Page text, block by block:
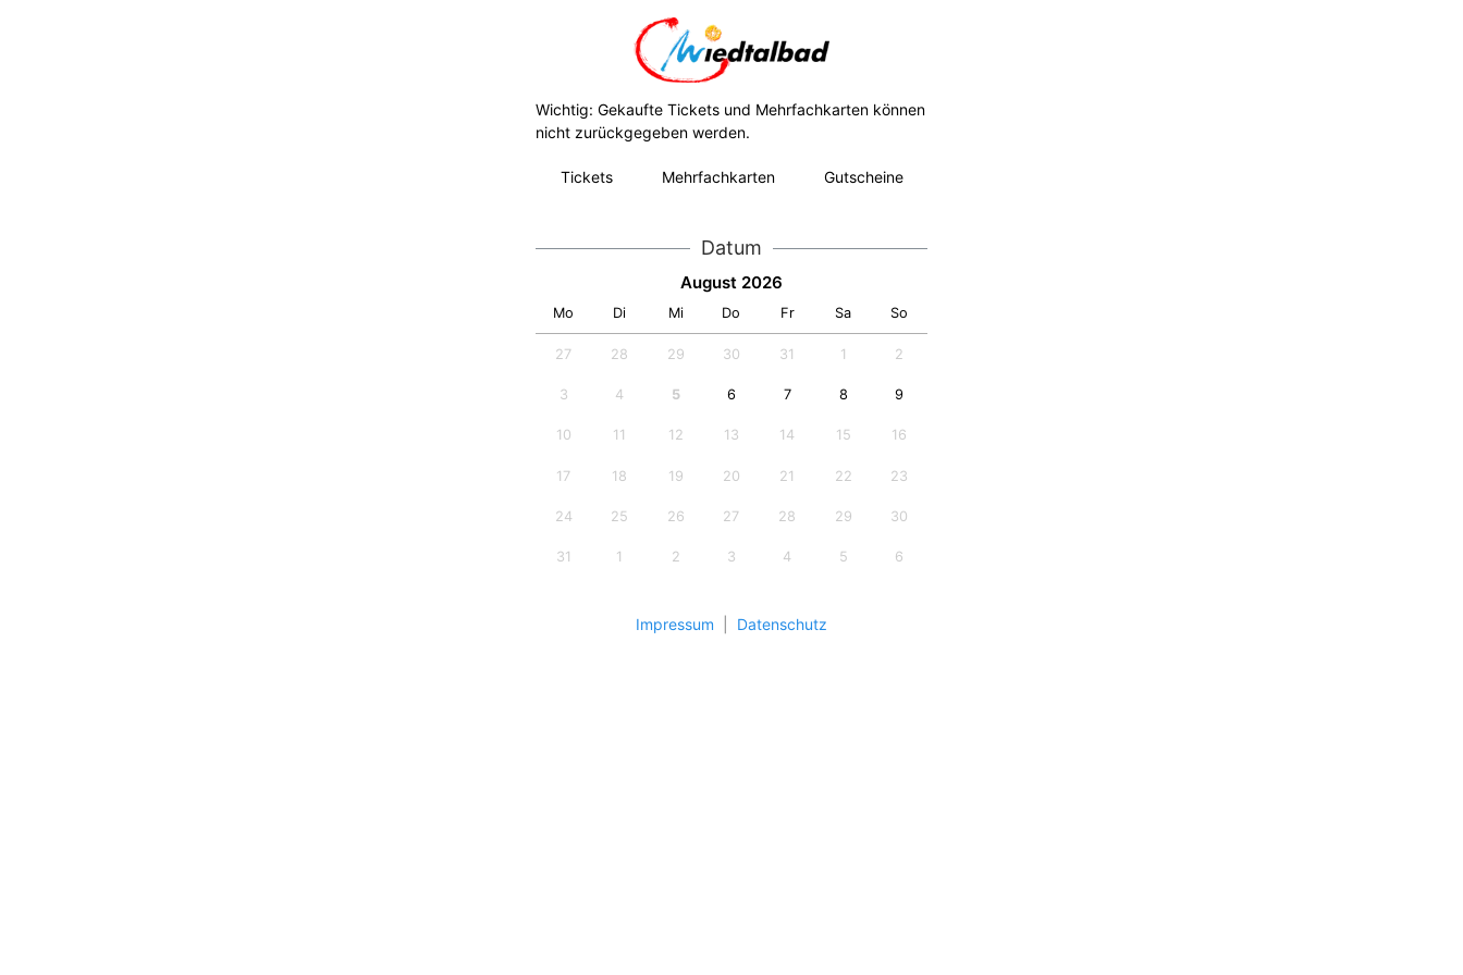
Wichtig: Gekaufte Tickets und Mehrfachkarten können
nicht zurückgegeben werden.
Tickets Mehrfachkarten Gutscheine
Datum
August 2026
Mo Di Mi Do Fr Sa So
27 28 29 30 31 1 2
3 4 5 6 7 8 9
10 11 12 13 14 15 16
17 18 19 20 21 22 23
24 25 26 27 28 29 30
31 1 2 3 4 5 6
Impressum Datenschutz